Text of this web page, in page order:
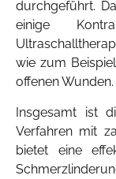
durchgeführt.
einige
wie zum
offenen Wunden.
Insgesamt ist
Verfahren mit
bietet eine